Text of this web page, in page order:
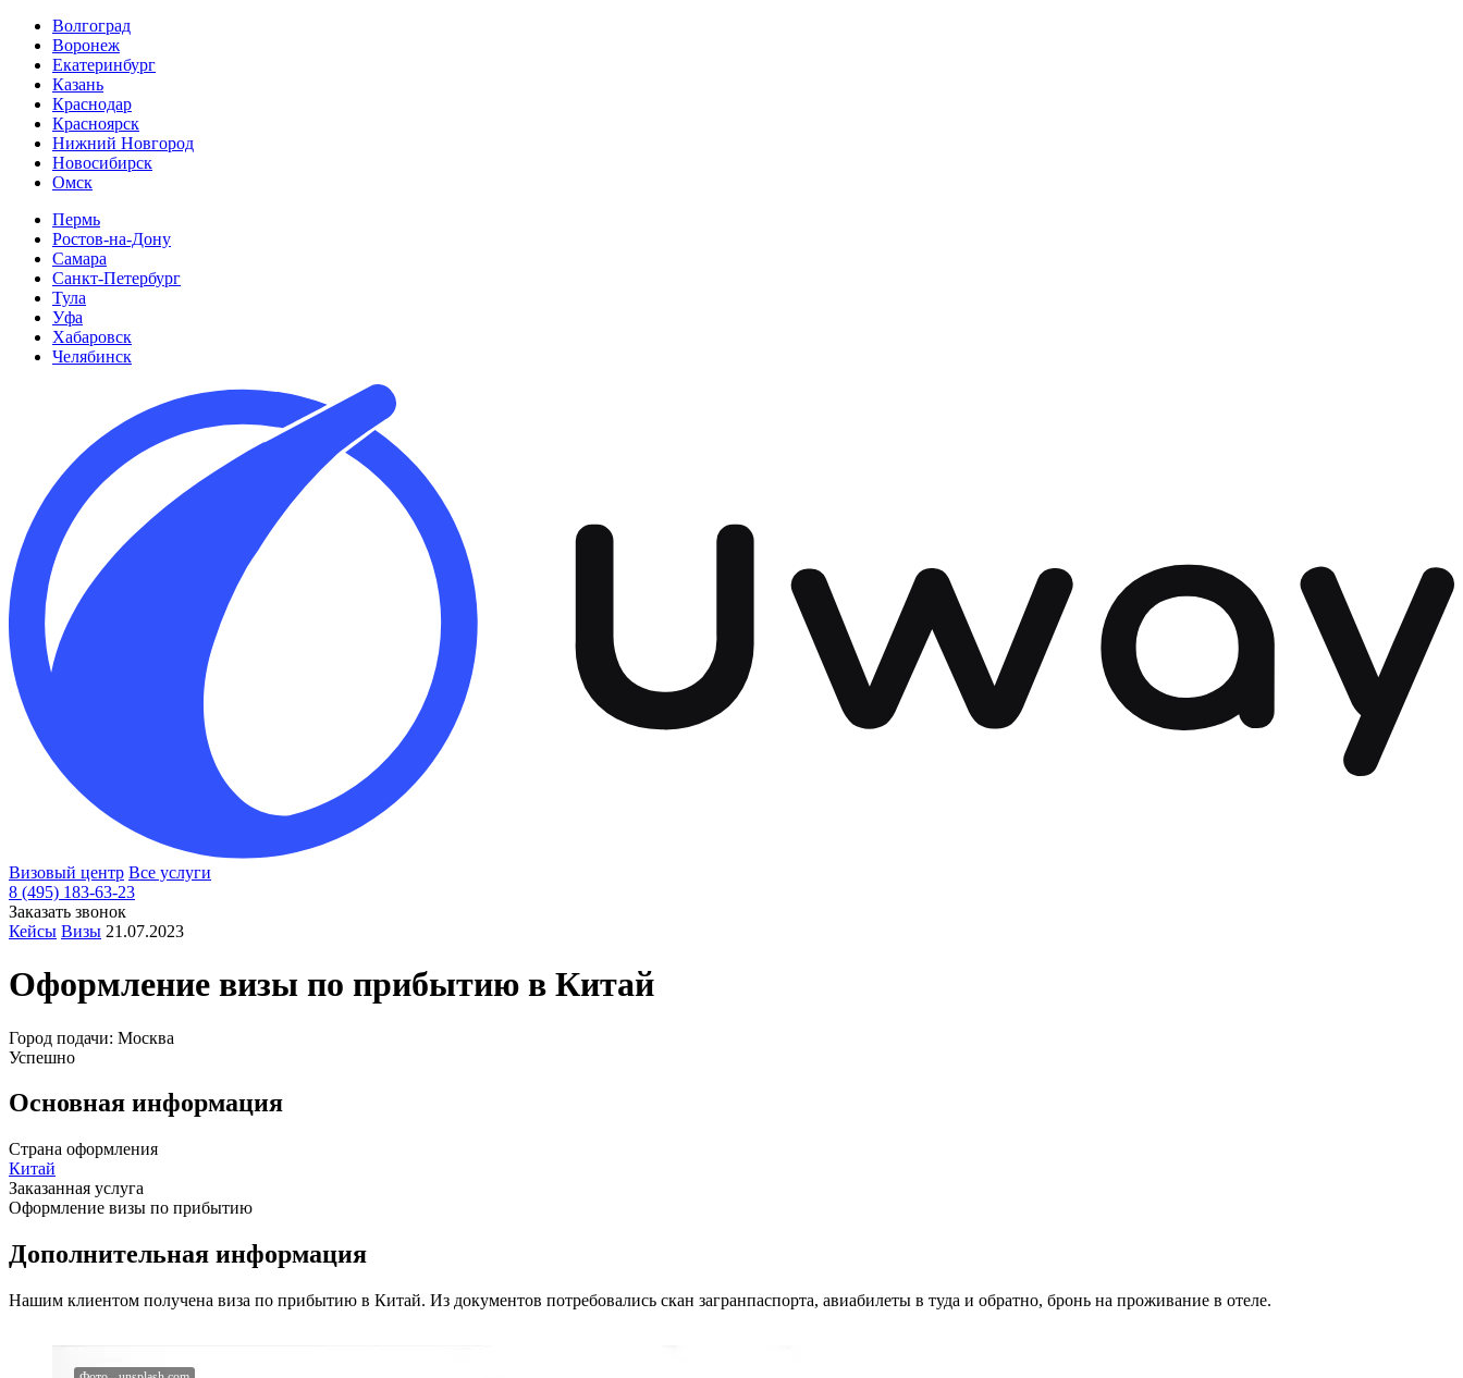
Волгоград
Воронеж
Екатеринбург
Казань
Краснодар
Красноярск
Нижний Новгород
Новосибирск
Омск
Пермь
Ростов-на-Дону
Самара
Санкт-Петербург
Тула
Уфа
Хабаровск
Челябинск
Визовый центр Все услуги
8 (495) 183-63-23
Заказать звонок
Кейсы Визы 21.07.2023
Оформление визы по прибытию в Китай
Город подачи: Москва
Успешно
Основная информация
Страна оформления
Китай
Заказанная услуга
Оформление визы по прибытию
Дополнительная информация
Нашим клиентом получена виза по прибытию в Китай. Из документов потребовались скан загранпаспорта, авиабилеты в туда и обратно, бронь на проживание в отеле.